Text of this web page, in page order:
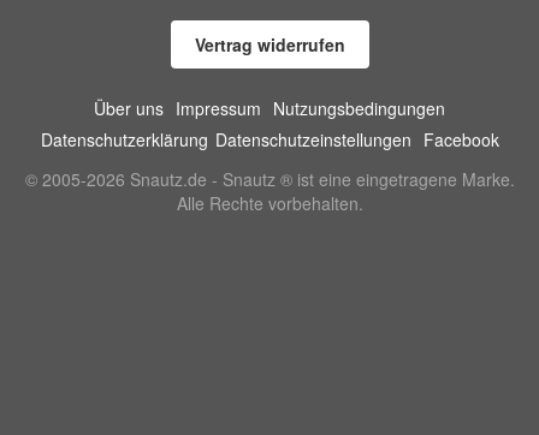
Vertrag widerrufen
Über uns Impressum Nutzungsbedingungen
Datenschutzerklärung Datenschutzeinstellungen Facebook
© 2005-2026 Snautz.de - Snautz ® ist eine eingetragene Marke.
Alle Rechte vorbehalten.